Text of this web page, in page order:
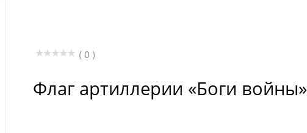
( 0 )
Флаг артиллерии «Боги войны»